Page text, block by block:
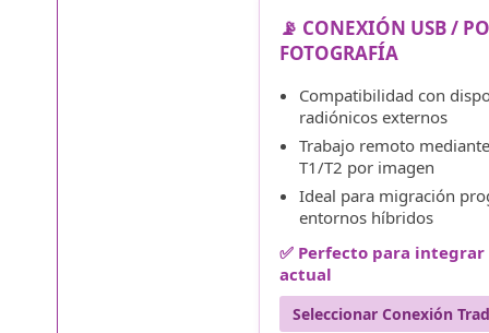
📡 CONEXIÓN USB /
FOTOGRAFÍA
Compatibilidad con
radiónicos externos
Trabajo remoto
T1/T2 por imagen
Ideal para migración
entornos híbridos
✅ Perfecto para
actual
Seleccionar Conexión